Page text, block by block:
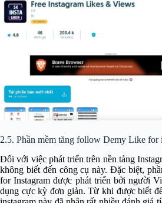
2.5. Phần mềm tăng follow Demy Like for
Đối với việc phát triển trên nền tảng
không biết đến công cụ này. Đặc biệt,
for Instagram được phát triển bởi người
dụng cực kỳ đơn giản. Từ khi được biết